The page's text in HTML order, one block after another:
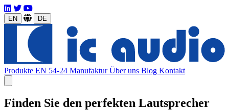
EN DE
Produkte EN 54-24 ManufakturÜber uns Blog Kontakt
Finden Sie den perfekten Lautsprecher